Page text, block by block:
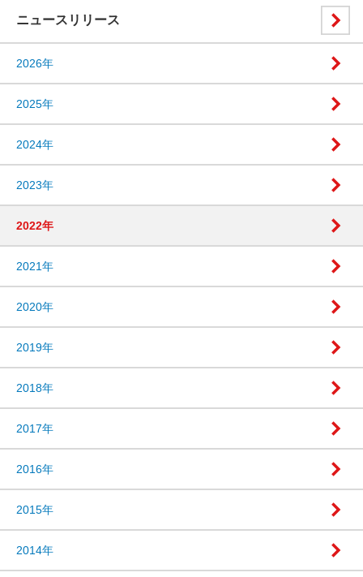
ニュースリリース
2026年
2025年
2024年
2023年
2022年
2021年
2020年
2019年
2018年
2017年
2016年
2015年
2014年